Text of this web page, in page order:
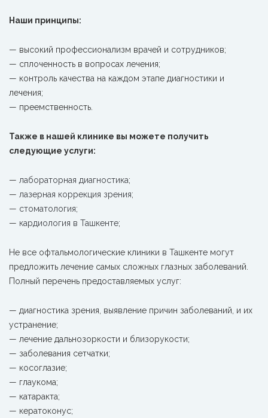
Наши принципы:
— высокий профессионализм врачей и сотрудников;
— сплоченность в вопросах лечения;
— контроль качества на каждом этапе диагностики и
лечения;
— преемственность.
Также в нашей клинике вы можете получить
следующие услуги:
— лабораторная диагностика;
— лазерная коррекция зрения;
— стоматология;
— кардиология в Ташкенте;
Не все офтальмологические клиники в Ташкенте могут
предложить лечение самых сложных глазных заболеваний.
Полный перечень предоставляемых услуг:
— диагностика зрения, выявление причин заболеваний, и их
устранение;
— лечение дальнозоркости и близорукости;
— заболевания сетчатки;
— косоглазие;
— глаукома;
— катаракта;
— кератоконус;